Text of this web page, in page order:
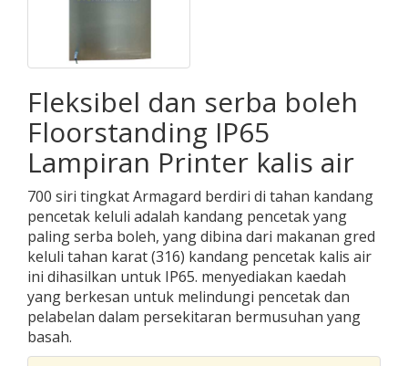
Fleksibel dan serba boleh
Floorstanding IP65
Lampiran Printer kalis air
700 siri tingkat Armagard berdiri di tahan kandang
pencetak keluli adalah kandang pencetak yang
paling serba boleh, yang dibina dari makanan gred
keluli tahan karat (316) kandang pencetak kalis air
ini dihasilkan untuk IP65. menyediakan kaedah
yang berkesan untuk melindungi pencetak dan
pelabelan dalam persekitaran bermusuhan yang
basah.